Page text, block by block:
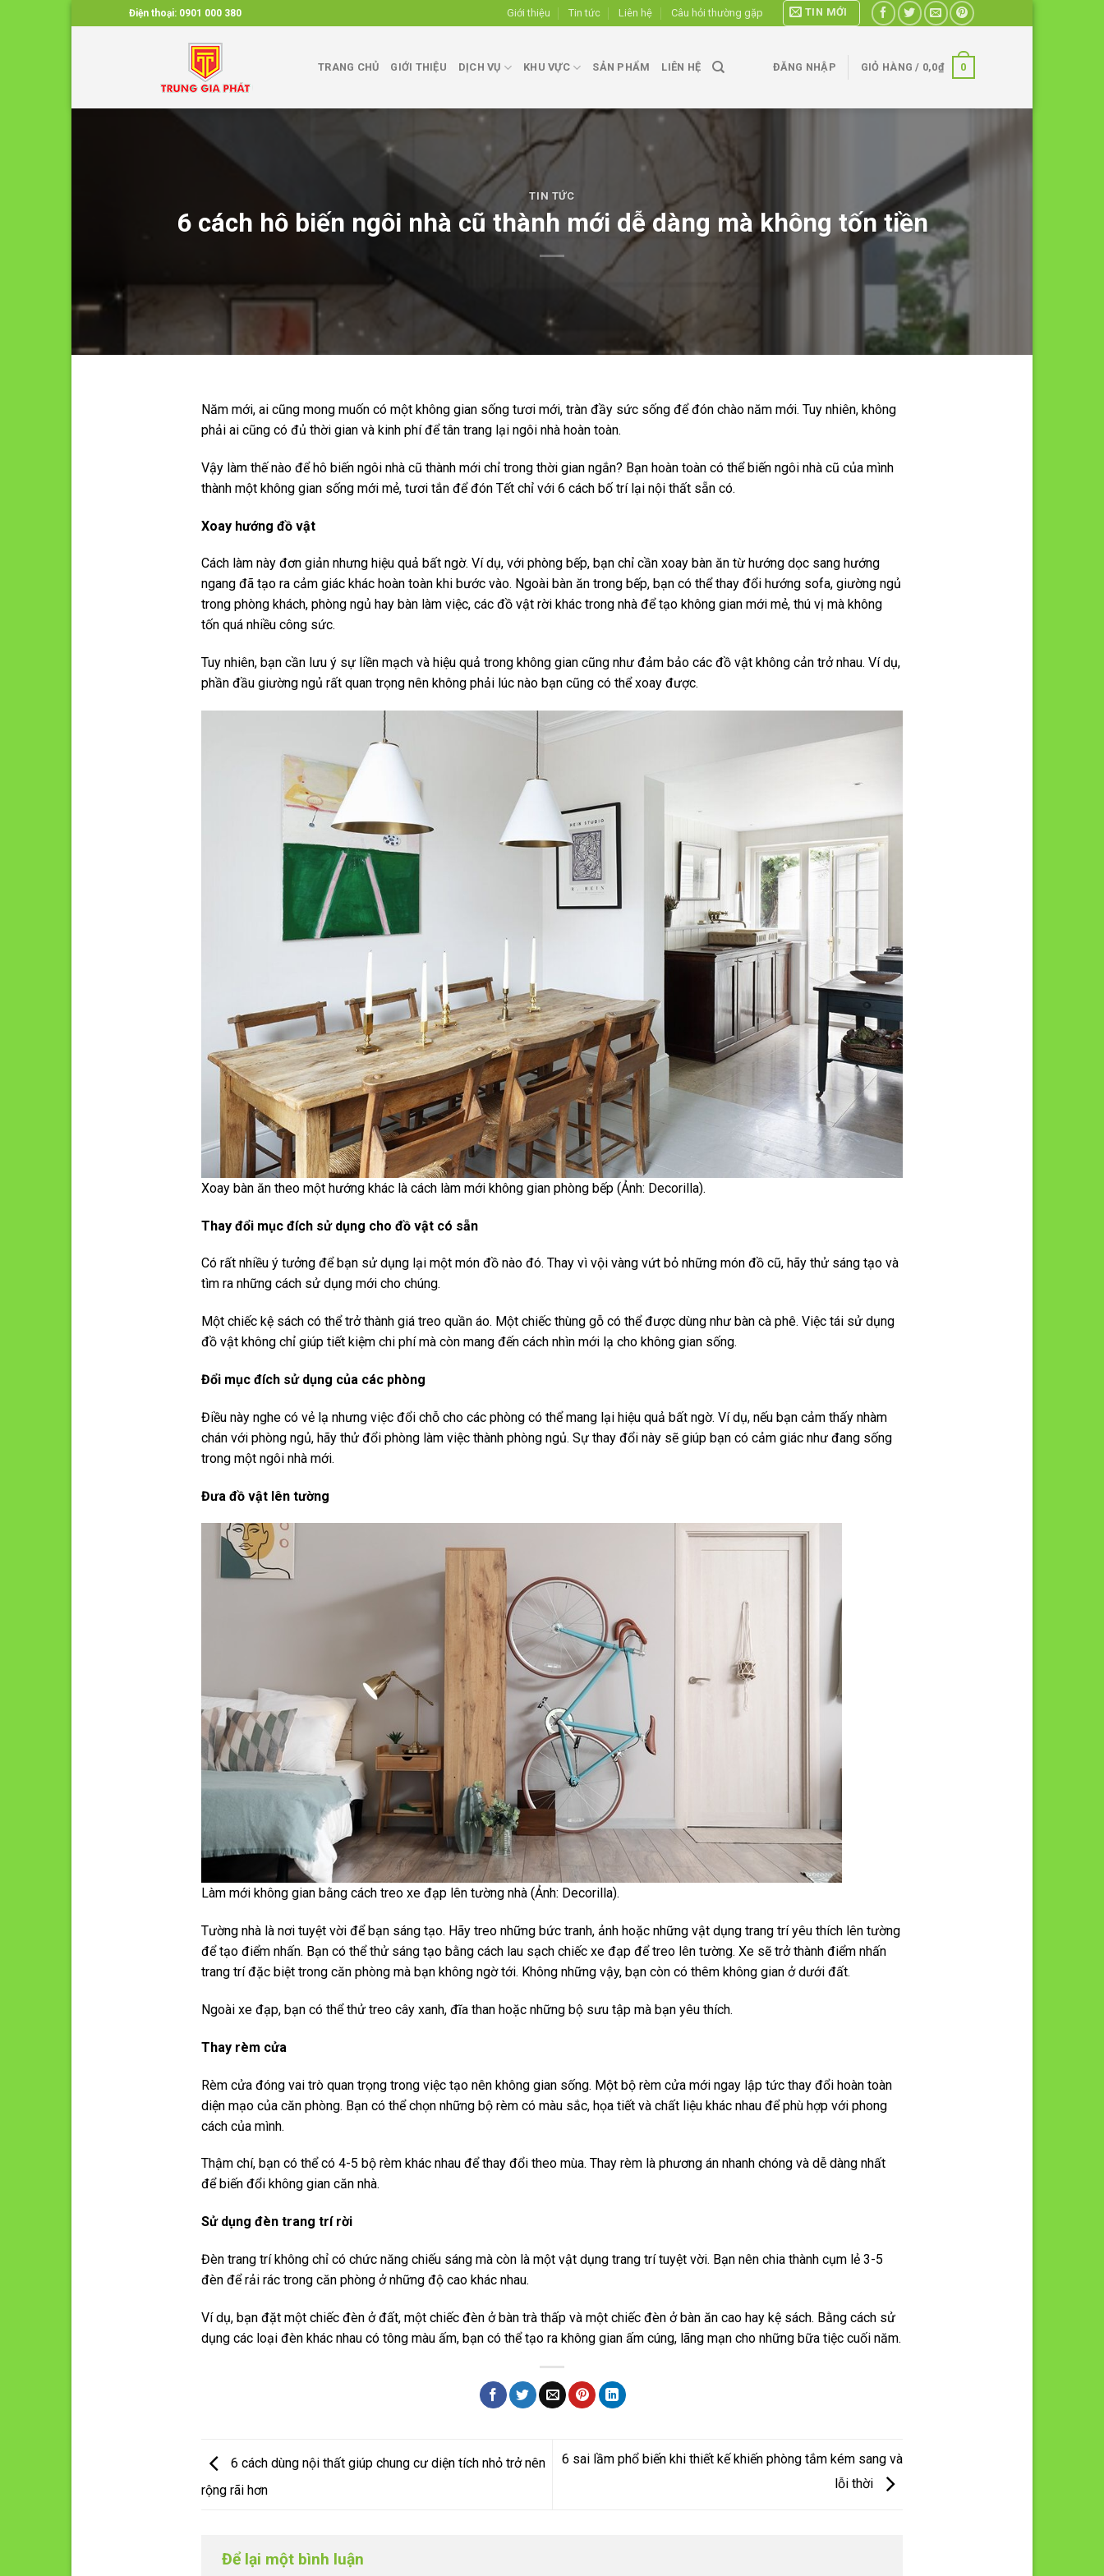
to
Điện thoại: 0901 000 380 Giới thiệu Tin tức Liên hệ Câu hỏi thường gặp TIN MỚI
TRANG CHỦ GIỚI THIỆU DỊCH VỤ KHU VỰC SẢN PHẨM LIÊN HỆ ĐĂNG NHẬP GIỎ HÀNG / 0,0₫ 0
TIN TỨC
6 cách hô biến ngôi nhà cũ thành mới dễ dàng mà không tốn tiền
Năm mới, ai cũng mong muốn có một không gian sống tươi mới, tràn đầy sức sống để đón chào năm mới. Tuy nhiên, không
phải ai cũng có đủ thời gian và kinh phí để tân trang lại ngôi nhà hoàn toàn.
Vậy làm thế nào để hô biến ngôi nhà cũ thành mới chỉ trong thời gian ngắn? Bạn hoàn toàn có thể biến ngôi nhà cũ của mình
thành một không gian sống mới mẻ, tươi tắn để đón Tết chỉ với 6 cách bố trí lại nội thất sẵn có.
Xoay hướng đồ vật
Cách làm này đơn giản nhưng hiệu quả bất ngờ. Ví dụ, với phòng bếp, bạn chỉ cần xoay bàn ăn từ hướng dọc sang hướng
ngang đã tạo ra cảm giác khác hoàn toàn khi bước vào. Ngoài bàn ăn trong bếp, bạn có thể thay đổi hướng sofa, giường ngủ
trong phòng khách, phòng ngủ hay bàn làm việc, các đồ vật rời khác trong nhà để tạo không gian mới mẻ, thú vị mà không
tốn quá nhiều công sức.
Tuy nhiên, bạn cần lưu ý sự liền mạch và hiệu quả trong không gian cũng như đảm bảo các đồ vật không cản trở nhau. Ví dụ,
phần đầu giường ngủ rất quan trọng nên không phải lúc nào bạn cũng có thể xoay được.
Xoay bàn ăn theo một hướng khác là cách làm mới không gian phòng bếp (Ảnh: Decorilla).
Thay đổi mục đích sử dụng cho đồ vật có sẵn
Có rất nhiều ý tưởng để bạn sử dụng lại một món đồ nào đó. Thay vì vội vàng vứt bỏ những món đồ cũ, hãy thử sáng tạo và
tìm ra những cách sử dụng mới cho chúng.
Một chiếc kệ sách có thể trở thành giá treo quần áo. Một chiếc thùng gỗ có thể được dùng như bàn cà phê. Việc tái sử dụng
đồ vật không chỉ giúp tiết kiệm chi phí mà còn mang đến cách nhìn mới lạ cho không gian sống.
Đổi mục đích sử dụng của các phòng
Điều này nghe có vẻ lạ nhưng việc đổi chỗ cho các phòng có thể mang lại hiệu quả bất ngờ. Ví dụ, nếu bạn cảm thấy nhàm
chán với phòng ngủ, hãy thử đổi phòng làm việc thành phòng ngủ. Sự thay đổi này sẽ giúp bạn có cảm giác như đang sống
trong một ngôi nhà mới.
Đưa đồ vật lên tường
Làm mới không gian bằng cách treo xe đạp lên tường nhà (Ảnh: Decorilla).
Tường nhà là nơi tuyệt vời để bạn sáng tạo. Hãy treo những bức tranh, ảnh hoặc những vật dụng trang trí yêu thích lên tường
để tạo điểm nhấn. Bạn có thể thử sáng tạo bằng cách lau sạch chiếc xe đạp để treo lên tường. Xe sẽ trở thành điểm nhấn
trang trí đặc biệt trong căn phòng mà bạn không ngờ tới. Không những vậy, bạn còn có thêm không gian ở dưới đất.
Ngoài xe đạp, bạn có thể thử treo cây xanh, đĩa than hoặc những bộ sưu tập mà bạn yêu thích.
Thay rèm cửa
Rèm cửa đóng vai trò quan trọng trong việc tạo nên không gian sống. Một bộ rèm cửa mới ngay lập tức thay đổi hoàn toàn
diện mạo của căn phòng. Bạn có thể chọn những bộ rèm có màu sắc, họa tiết và chất liệu khác nhau để phù hợp với phong
cách của mình.
Thậm chí, bạn có thể có 4-5 bộ rèm khác nhau để thay đổi theo mùa. Thay rèm là phương án nhanh chóng và dễ dàng nhất
để biến đổi không gian căn nhà.
Sử dụng đèn trang trí rời
Đèn trang trí không chỉ có chức năng chiếu sáng mà còn là một vật dụng trang trí tuyệt vời. Bạn nên chia thành cụm lẻ 3-5
đèn để rải rác trong căn phòng ở những độ cao khác nhau.
Ví dụ, bạn đặt một chiếc đèn ở đất, một chiếc đèn ở bàn trà thấp và một chiếc đèn ở bàn ăn cao hay kệ sách. Bằng cách sử
dụng các loại đèn khác nhau có tông màu ấm, bạn có thể tạo ra không gian ấm cúng, lãng mạn cho những bữa tiệc cuối năm.
6 cách dùng nội thất giúp chung cư diện tích nhỏ trở nên
rộng rãi hơn
6 sai lầm phổ biến khi thiết kế khiến phòng tắm kém sang và
lỗi thời
Để lại một bình luận